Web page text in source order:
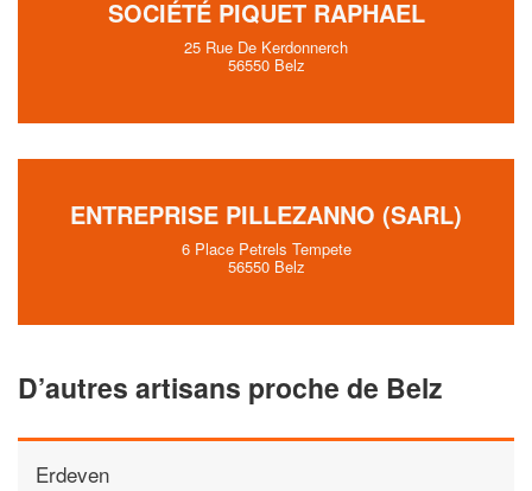
SOCIÉTÉ PIQUET RAPHAEL
25 Rue De Kerdonnerch
56550 Belz
ENTREPRISE PILLEZANNO (SARL)
6 Place Petrels Tempete
56550 Belz
D’autres artisans proche de Belz
Erdeven